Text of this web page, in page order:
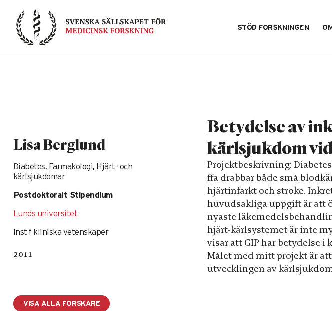
content
STÖD FORSKNINGEN
Lisa Berglund
Diabetes, Farmakologi, Hjärt- och
kärlsjukdomar
Postdoktoralt Stipendium
Lunds universitet
Inst f kliniska vetenskaper
2011
Betydelse av
kärlsjukdom
Projektbeskrivning:
ffa drabbar både små
hjärtinfarkt och stroke.
huvudsakliga uppgift är att
nyaste
hjärt-kärlsystemet är inte
visar att GIP har betydelse
Målet med mitt projekt är att
utvecklingen av
VISA ALLA FORSKARE